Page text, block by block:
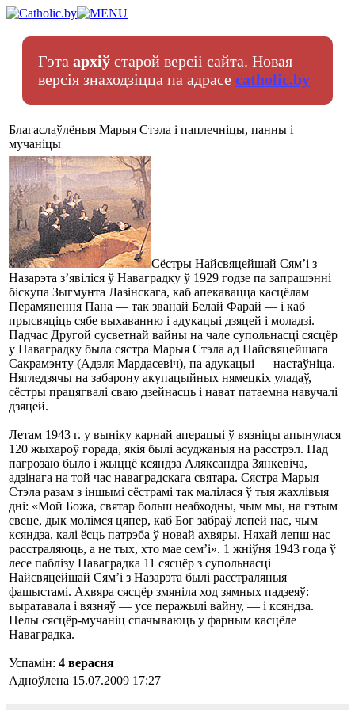
Гэта архіў старой версіі сайта. Новая
версія знаходзіцца па адрасе catholic.by
Благаслаўлёныя Марыя Стэла і паплечніцы, панны і
мучаніцы
Сёстры Найсвяцейшай Сям’і з
Назарэта з’явіліся ў Наваградку ў 1929 годзе па запрашэнні
біскупа Зыгмунта Лазінскага, каб апекавацца касцёлам
Перамянення Пана — так званай Белай Фарай — і каб
прысвяціць сябе выхаванню і адукацыі дзяцей і моладзі.
Падчас Другой сусветнай вайны на чале супольнасці сясцёр
у Наваградку была сястра Марыя Стэла ад Найсвяцейшага
Сакрамэнту (Адэля Мардасевіч), па адукацыі — настаўніца.
Нягледзячы на забарону акупацыйных нямецкіх уладаў,
сёстры працягвалі сваю дзейнасць і нават патаемна навучалі
дзяцей.
Летам 1943 г. у выніку карнай аперацыі ў вязніцы апынулася
120 жыхароў горада, якія былі асуджаныя на расстрэл. Пад
пагрозаю было і жыццё ксяндза Аляксандра Зянкевіча,
адзінага на той час наваградскага святара. Сястра Марыя
Стэла разам з іншымі сёстрамі так малілася ў тыя жахлівыя
дні: «Мой Божа, святар больш неабходны, чым мы, на гэтым
свеце, дык молімся цяпер, каб Бог забраў лепей нас, чым
ксяндза, калі ёсць патрэба ў новай ахвяры. Няхай лепш нас
расстраляюць, а не тых, хто мае сем’і». 1 жніўня 1943 года ў
лесе паблізу Наваградка 11 сясцёр з супольнасці
Найсвяцейшай Сям’і з Назарэта былі расстраляныя
фашыстамі. Ахвяра сясцёр змяніла ход зямных падзеяў:
выратавала і вязняў — усе перажылі вайну, — і ксяндза.
Целы сясцёр-мучаніц спачываюць у фарным касцёле
Наваградка.
Успамін: 4 верасня
Адноўлена 15.07.2009 17:27